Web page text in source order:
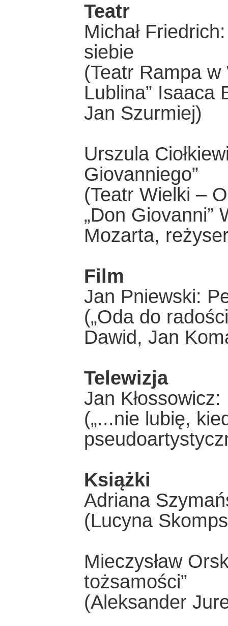
Teatr
Michał
siebie
(Teatr Rampa
Lublina” Isaaca
Jan Szurmiej)
Urszula
Giovanniego”
(Teatr Wielki –
„Don Giovanni”
Mozarta,
Film
Jan Pniewski:
(„Oda do
Dawid, Jan
Telewizja
Jan
(„...nie lubię,
Książki
Adriana
(Lucyna
Mieczysław
tożsamości”
(Aleksander